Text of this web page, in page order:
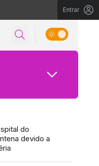
Entrar
do
devido a